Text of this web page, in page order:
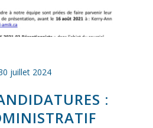
juillet 2024
: